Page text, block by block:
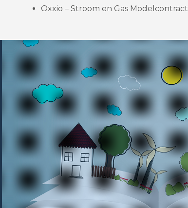
Oxxio – Stroom en Gas Modelcontract